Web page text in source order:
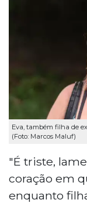
Eva, também filha de
(Foto: Marcos Maluf)
"É triste,
coração em
enquanto